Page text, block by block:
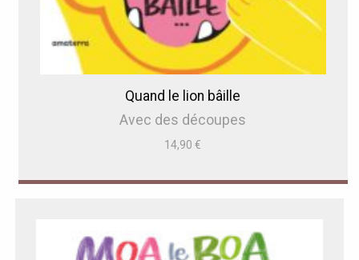
Quand le lion bâille
Avec des découpes
14,90€